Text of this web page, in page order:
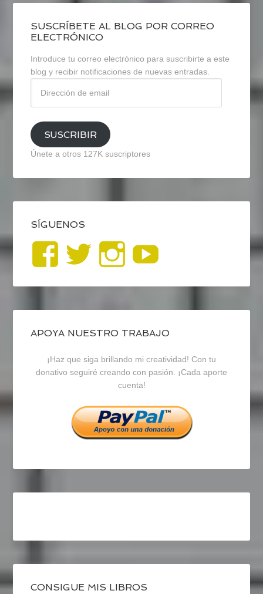
SUSCRÍBETE AL BLOG POR CORREO
ELECTRÓNICO
Introduce tu correo electrónico para suscribirte a este
blog y recibir notificaciones de nuevas entradas.
email
SUSCRIBIR
Únete a otros 127K suscriptores
SÍGUENOS
Ver
perfil
de
blogrecursosep
en
Facebook
Ver
perfil
de
recursosep
en
Twitter
Ver
perfil
de
recursosep
en
Instagram
APOYA NUESTRO TRABAJO
¡Haz que siga brillando mi creatividad! Con tu
donativo seguiré creando con pasión. ¡Cada aporte
cuenta!
CONSIGUE MIS LIBROS